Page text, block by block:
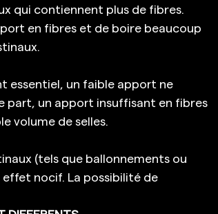
qui contiennent plus de fibres.
en fibres et de boire beaucoup
essentiel, un faible apport ne
part, un apport insuffisant en fibres
volume de selles.
(tels que ballonnements ou
nocif. La possibilité de